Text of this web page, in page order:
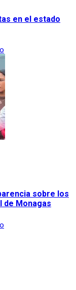
en el estado
sobre los
de Monagas